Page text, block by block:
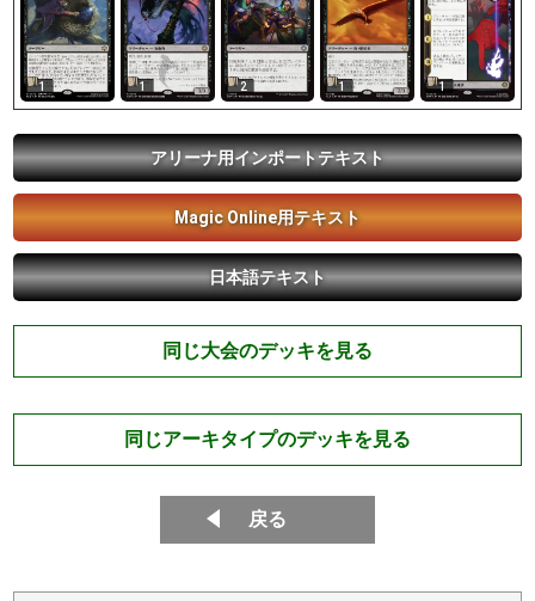
1 1 2 1 1
アリーナ用インポートテキスト
Magic Online用テキスト
日本語テキスト
同じ大会のデッキを見る
同じアーキタイプのデッキを見る
戻る